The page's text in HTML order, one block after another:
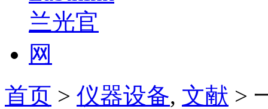
首页 > 仪器设备, 文献 >